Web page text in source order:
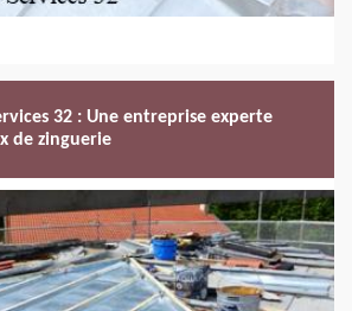
32 : Une entreprise experte
de zinguerie